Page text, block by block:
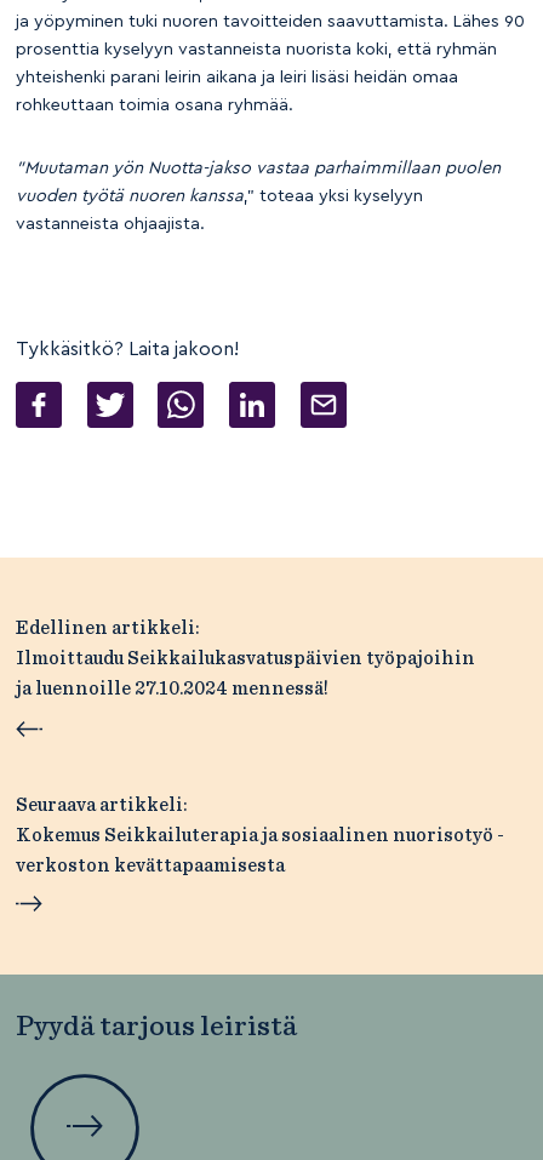
ja yöpyminen tuki nuoren tavoitteiden saavuttamista. Lähes 90
prosenttia kyselyyn vastanneista nuorista koki, että ryhmän
yhteishenki parani leirin aikana ja leiri lisäsi heidän omaa
rohkeuttaan toimia osana ryhmää.
”Muutaman yön Nuotta-jakso vastaa parhaimmillaan puolen
vuoden työtä nuoren kanssa,” toteaa yksi kyselyyn
vastanneista ohjaajista.
Tykkäsitkö? Laita jakoon!
Artikkelien
selaus
Edellinen artikkeli:
Ilmoittaudu Seikkailukasvatuspäivien työpajoihin
ja luennoille 27.10.2024 mennessä!
Seuraava artikkeli:
Kokemus Seikkailuterapia ja sosiaalinen nuorisotyö -
verkoston kevättapaamisesta
Pyydä tarjous leiristä